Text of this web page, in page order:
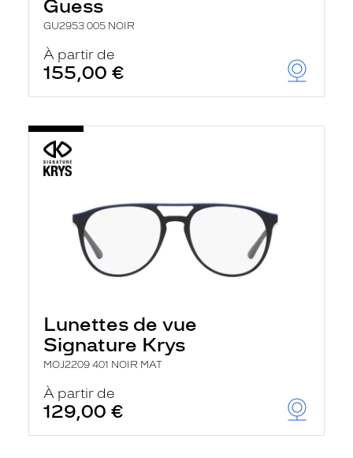
Guess
GU2953 005 NOIR
À partir de
155,00 €
Lunettes de vue
Signature Krys
MOJ2209 401 NOIR MAT
À partir de
129,00 €